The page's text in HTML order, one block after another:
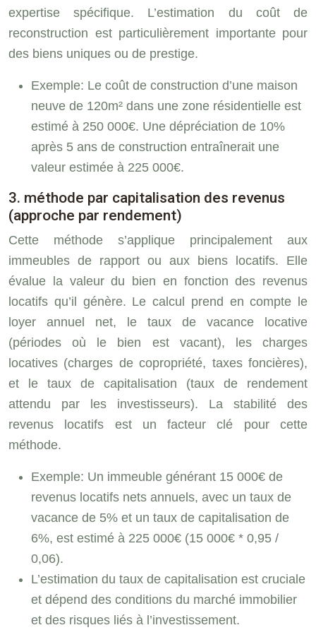
expertise spécifique. L’estimation du coût de
reconstruction est particulièrement importante pour
des biens uniques ou de prestige.
Exemple: Le coût de construction d’une maison
neuve de 120m² dans une zone résidentielle est
estimé à 250 000€. Une dépréciation de 10%
après 5 ans de construction entraînerait une
valeur estimée à 225 000€.
3. méthode par capitalisation des revenus
(approche par rendement)
Cette méthode s’applique principalement aux
immeubles de rapport ou aux biens locatifs. Elle
évalue la valeur du bien en fonction des revenus
locatifs qu’il génère. Le calcul prend en compte le
loyer annuel net, le taux de vacance locative
(périodes où le bien est vacant), les charges
locatives (charges de copropriété, taxes foncières),
et le taux de capitalisation (taux de rendement
attendu par les investisseurs). La stabilité des
revenus locatifs est un facteur clé pour cette
méthode.
Exemple: Un immeuble générant 15 000€ de
revenus locatifs nets annuels, avec un taux de
vacance de 5% et un taux de capitalisation de
6%, est estimé à 225 000€ (15 000€ * 0,95 /
0,06).
L’estimation du taux de capitalisation est cruciale
et dépend des conditions du marché immobilier
et des risques liés à l’investissement.